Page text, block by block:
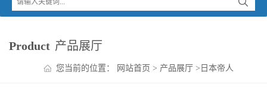
Product 产品展厅
您当前的位置： 网站首页 > 产品展厅 > 日本帝人